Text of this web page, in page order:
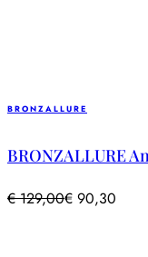
BRONZALLURE
BRONZALLURE
€129,00€ 90,30